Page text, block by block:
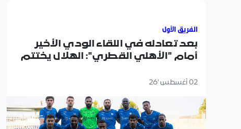
الفريق الأول
بعد تعادله في اللقاء الودي الأخير
أمام "الأهلي القطري": الهلال يختتم
02 أغسطس '26